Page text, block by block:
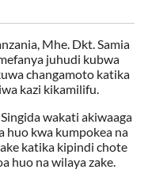
Mhe. Dkt. Samia
juhudi kubwa
changamoto katika
kazi kikamilifu.
wakati akiwaaga
huo kwa kumpokea na
katika kipindi chote
huo na wilaya zake.